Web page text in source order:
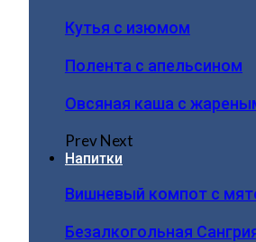
Кутья с изюмом
Полента с апельсином
Овсяная каша с
PrevNext
Напитки
Вишневый компот с
Безалкогольная